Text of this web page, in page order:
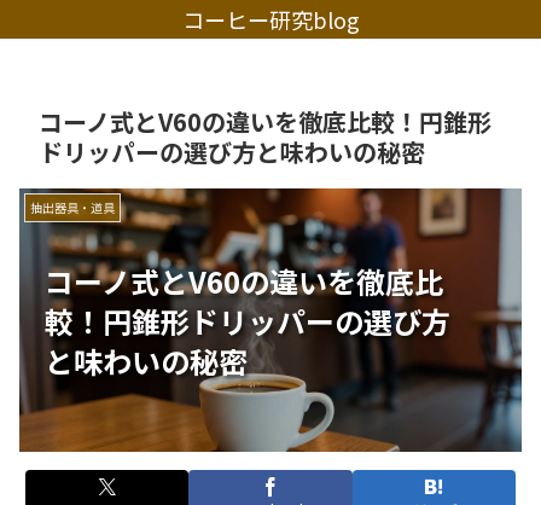
コーヒー研究blog
コーノ式とV60の違いを徹底比較！円錐形
ドリッパーの選び方と味わいの秘密
コーノ式とV60の違いを徹底比
較！円錐形ドリッパーの選び方
と味わいの秘密
抽出器具・道具